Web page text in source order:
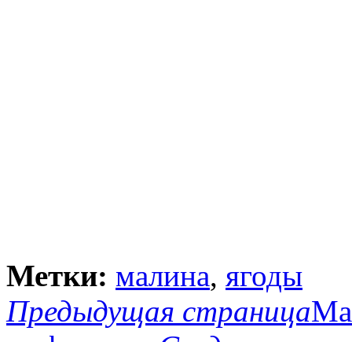
Метки: малина, ягоды
Предыдущая страница